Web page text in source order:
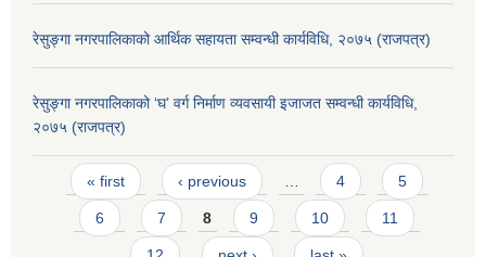
रेसुङ्गा नगरपालिकाको आर्थिक सहायता सम्वन्धी कार्यविधि, २०७५ (राजपत्र)
रेसुङ्गा नगरपालिकाको ‘घ’ वर्ग निर्माण व्यवसायी इजाजत सम्वन्धी कार्यविधि,
२०७५ (राजपत्र)
Pages
« first ‹ previous 4 5
6 7 8 9 10 11